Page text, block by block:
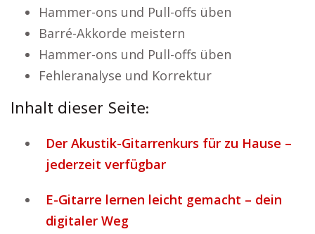
Hammer-ons und Pull-offs üben
Barré-Akkorde meistern
Hammer-ons und Pull-offs üben
Fehleranalyse und Korrektur
Inhalt dieser Seite:
Der Akustik-Gitarrenkurs für zu Hause –
jederzeit verfügbar
E-Gitarre lernen leicht gemacht – dein
digitaler Weg